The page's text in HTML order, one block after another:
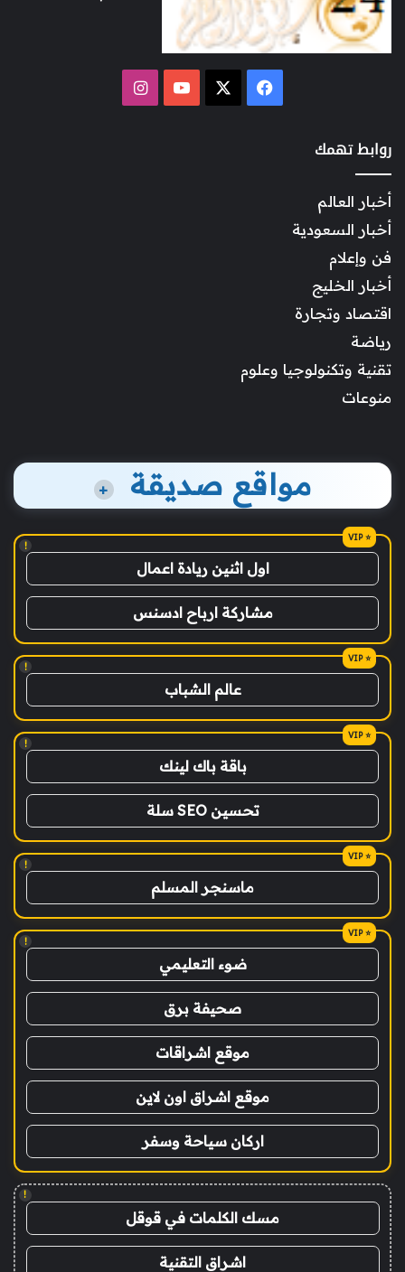
فيسبوك ‫YouTubeانستقرام
روابط تهمك
أخبار العالم
أخبار السعودية
فن وإعلام
أخبار الخليج
اقتصاد وتجارة
رياضة
تقنية وتكنولوجيا وعلوم
منوعات
مواقع صديقة +
!
اول اثنين ريادة اعمال
مشاركة ارباح ادسنس
!
عالم الشباب
!
باقة باك لينك
تحسين SEO سلة
!
ماسنجر المسلم
!
ضوء التعليمي
صحيفة برق
موقع اشراقات
موقع اشراق اون لاين
اركان سياحة وسفر
!
مسك الكلمات في قوقل
اشراق التقنية